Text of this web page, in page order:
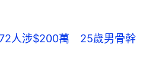
人涉$200萬 25歲男骨幹